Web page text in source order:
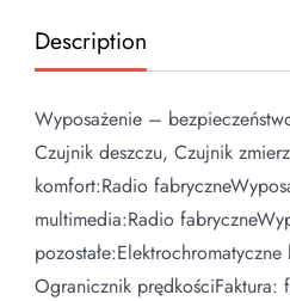
Description
Wyposażenie –
Czujnik deszczu, Czujnik
komfort:Radio
multimedia:Radio
Ogranicznik prędkościFaktura: